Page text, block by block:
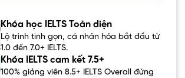
Khóa học IELTS Toàn diện
Lộ trình tinh gọn, cá nhân hóa bắt đầu từ
1.0 đến 7.0+ IELTS.
Khóa IELTS cam kết 7.5+
100% giảng viên 8.5+ IELTS Overall đứng